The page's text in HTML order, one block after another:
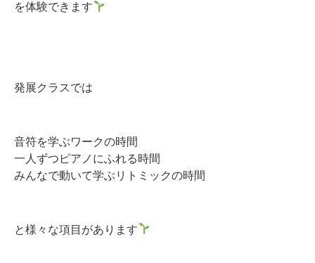
を体験できます
発展クラスでは
音符を学ぶワークの時間
一人ずつピアノにふれる時間
みんなで動いて学ぶリトミックの時間
と様々な項目があります